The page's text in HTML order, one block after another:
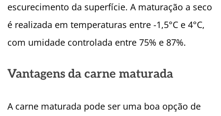
escurecimento da superfície. A maturação a seco
é realizada em temperaturas entre -1,5°C e 4°C,
com umidade controlada entre 75% e 87%.
Vantagens da carne maturada
A carne maturada pode ser uma boa opção de